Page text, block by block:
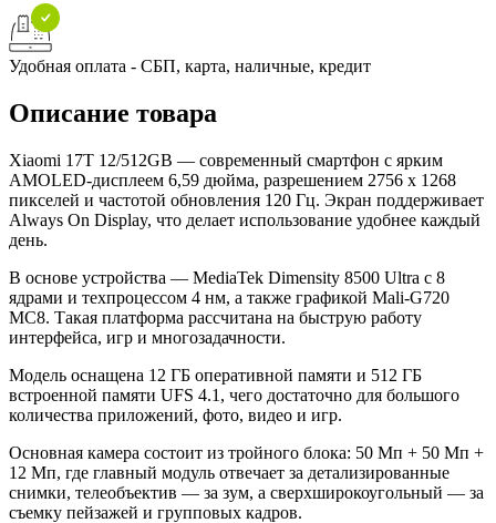
Удобная оплата - СБП, карта, наличные, кредит
Описание товара
Xiaomi 17T 12/512GB — современный смартфон с ярким
AMOLED-дисплеем 6,59 дюйма, разрешением 2756 x 1268
пикселей и частотой обновления 120 Гц. Экран поддерживает
Always On Display, что делает использование удобнее каждый
день.
В основе устройства — MediaTek Dimensity 8500 Ultra с 8
ядрами и техпроцессом 4 нм, а также графикой Mali-G720
MC8. Такая платформа рассчитана на быструю работу
интерфейса, игр и многозадачности.
Модель оснащена 12 ГБ оперативной памяти и 512 ГБ
встроенной памяти UFS 4.1, чего достаточно для большого
количества приложений, фото, видео и игр.
Основная камера состоит из тройного блока: 50 Мп + 50 Мп +
12 Мп, где главный модуль отвечает за детализированные
снимки, телеобъектив — за зум, а сверхширокоугольный — за
съемку пейзажей и групповых кадров.